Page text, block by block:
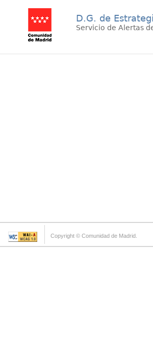
D.G. de
Servicio de Alertas
Copyright © Comunidad de Madrid.